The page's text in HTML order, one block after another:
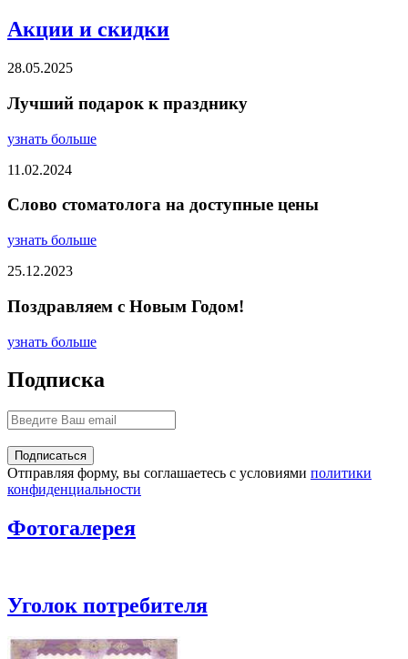
Акции и скидки
28.05.2025
Лучший подарок к празднику
узнать больше
11.02.2024
Слово стоматолога на доступные цены
узнать больше
25.12.2023
Поздравляем с Новым Годом!
узнать больше
Подписка
Отправляя форму, вы соглашаетесь с условиями политики
конфиденциальности
Фотогалерея
Уголок потребителя